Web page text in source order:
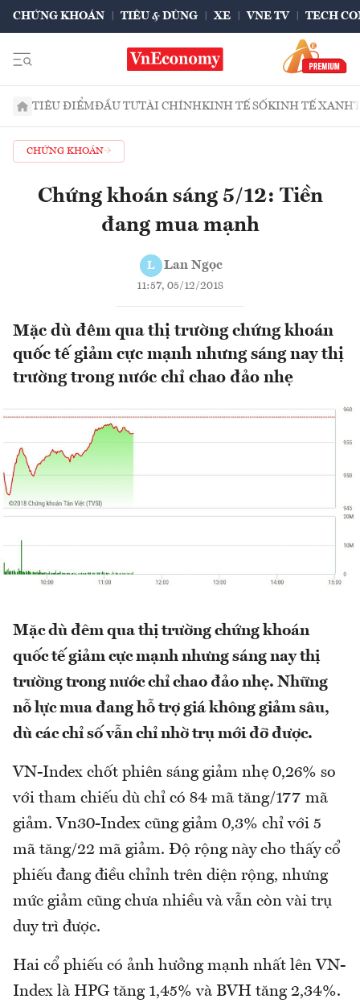
CHỨNG KHOÁN TIÊU & DÙNG XE VNE TV TECH
TIÊU ĐIỂMĐẦU TƯTÀI CHÍNHKINH TẾ SỐKINH TẾ XANH
CHỨNG KHOÁN
Chứng khoán sáng 5/12: Tiền
đang mua mạnh
L Lan Ngọc
11:57, 05/12/2018
Mặc dù đêm qua thị trường chứng khoán
quốc tế giảm cực mạnh nhưng sáng nay thị
trường trong nước chỉ chao đảo nhẹ
Mặc dù đêm qua thị trường chứng khoán
quốc tế giảm cực mạnh nhưng sáng nay thị
trường trong nước chỉ chao đảo nhẹ. Những
nỗ lực mua đang hỗ trợ giá không giảm sâu,
dù các chỉ số vẫn chỉ nhờ trụ mới đỡ được.
VN-Index chốt phiên sáng giảm nhẹ 0,26% so
với tham chiếu dù chỉ có 84 mã tăng/177 mã
giảm. Vn30-Index cũng giảm 0,3% chỉ với 5
mã tăng/22 mã giảm. Độ rộng này cho thấy cổ
phiếu đang điều chỉnh trên diện rộng, nhưng
mức giảm cũng chưa nhiều và vẫn còn vài trụ
duy trì được.
Hai cổ phiếu có ảnh hưởng mạnh nhất lên VN-
Index là HPG tăng 1,45% và BVH tăng 2,34%.